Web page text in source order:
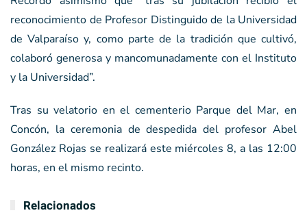
reconocimiento de Profesor Distinguido de la Universidad
de Valparaíso y, como parte de la tradición que cultivó,
colaboró generosa y mancomunadamente con el Instituto
y la Universidad”.
Tras su velatorio en el cementerio Parque del Mar, en
Concón, la ceremonia de despedida del profesor Abel
González Rojas se realizará este miércoles 8, a las 12:00
horas, en el mismo recinto.
Relacionados